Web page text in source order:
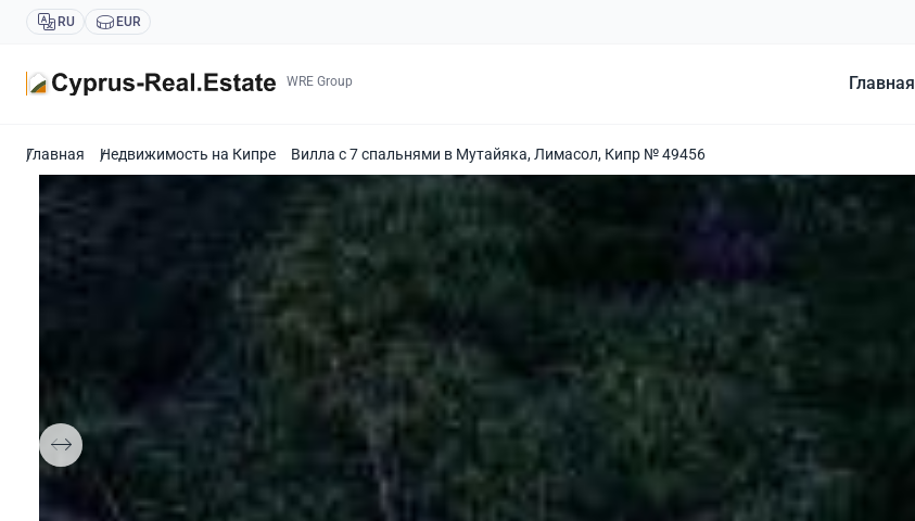
RU EUR
WRE Group Главная
Главная Недвижимость на Кипре Вилла с 7 спальнями в Мутайяка, Лимасол, Кипр № 49456